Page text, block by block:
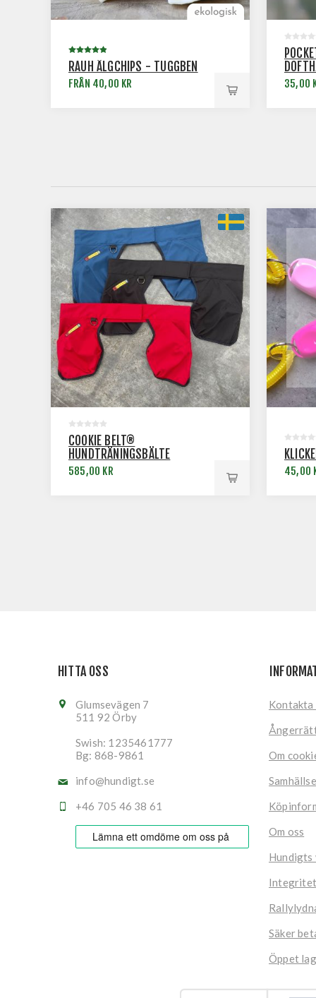
RAUH ÄLGCHIPS - TUGGBEN
FRÅN 40,00 KR 35,00
COOKIE BELT®
HUNDTRÄNINGSBÄLTE
585,00 KR 45,00
HITTA OSS
Glumsevägen 7
511 92 Örby
Swish: 1235461777
Bg: 868-9861
info@hundigt.se
+46 705 46 38 61
Kontakta
Om
Om oss
Hundigts
Säker
Öppet